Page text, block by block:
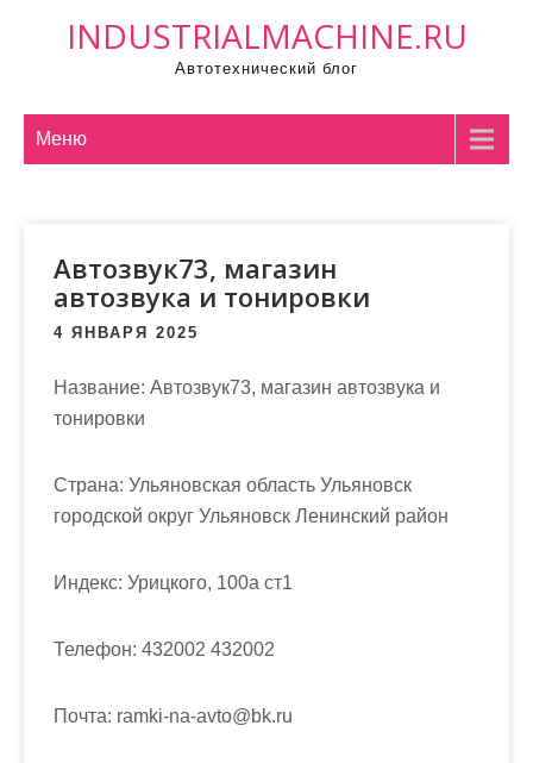
INDUSTRIALMACHINE.RU
Автотехнический блог
Меню
Автозвук73, магазин
автозвука и тонировки
4 ЯНВАРЯ 2025
Название: Автозвук73, магазин автозвука и
тонировки
Страна: Ульяновская область Ульяновск
городской округ Ульяновск Ленинский район
Индекс: Урицкого, 100а ст1
Телефон: 432002 432002
Почта: ramki-na-avto@bk.ru